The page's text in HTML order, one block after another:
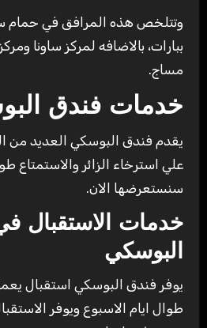
وتتلخص هذه المرافق في حمام
ببارات، بالاضافه لمركز ساونا
مساج.
خدمات فندق
يقدم فندق البوسكي العديد من
علي استرخاء الزائر والاستمتاع
سنستعرضها الان.
خدمات الاستقبال
البوسكي
طوال ايام الاسبوع ويوفر